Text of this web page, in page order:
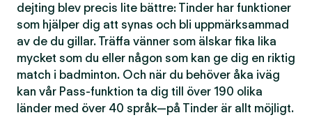
dejting blev precis lite bättre: Tinder har funktioner
som hjälper dig att synas och bli uppmärksammad
av de du gillar. Träffa vänner som älskar fika lika
mycket som du eller någon som kan ge dig en riktig
match i badminton. Och när du behöver åka iväg
kan vår Pass-funktion ta dig till över 190 olika
länder med över 40 språk—på Tinder är allt möjligt.